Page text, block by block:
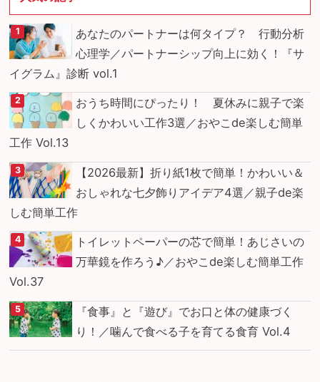
あなたのパートナーは何タイプ？ 行動分析
心理学／パートナーシップ向上に効く！『サ
イグラム』診断 vol.1
おうち時間にぴったり！ 夏休みに親子で楽
しくかわいい工作3選／おやこde楽しむ簡単
工作 Vol.13
【2026最新】折り紙1枚で簡単！かわいい＆
おしゃれな七夕飾りアイデア4選／親子de楽
しむ簡単工作
トイレットペーパーの芯で簡単！あじさいの
万華鏡を作ろう♪／おやこde楽しむ簡単工作
Vol.37
『食事』と『遊び』でお口と体の健康づく
り！／噛んで食べる子を育てる食育 Vol.4